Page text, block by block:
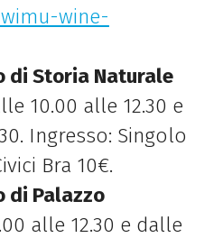
wine-
di Storia Naturale
10.00 alle 12.30 e
Ingresso: Singolo
Bra 10€.
di Palazzo
alle 12.30 e dalle